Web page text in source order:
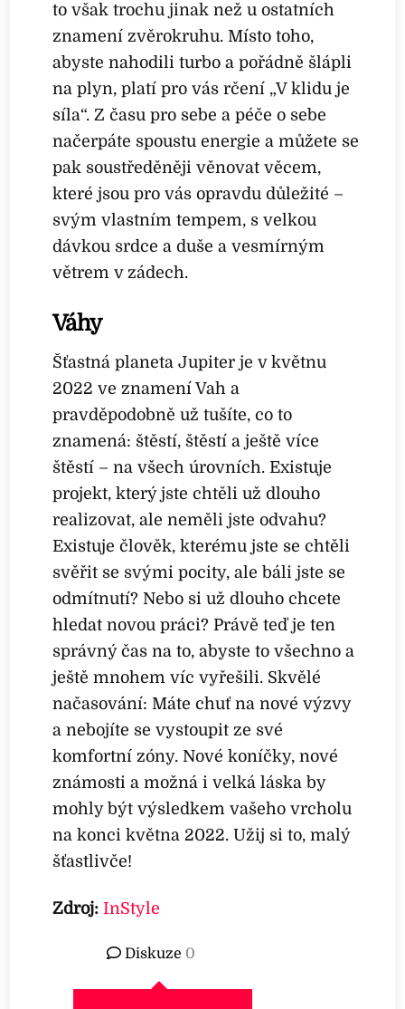
to však trochu jinak než u ostatních
znamení zvěrokruhu. Místo toho,
abyste nahodili turbo a pořádně šlápli
na plyn, platí pro vás rčení „V klidu je
síla“. Z času pro sebe a péče o sebe
načerpáte spoustu energie a můžete se
pak soustředěněji věnovat věcem,
které jsou pro vás opravdu důležité –
svým vlastním tempem, s velkou
dávkou srdce a duše a vesmírným
větrem v zádech.
Váhy
Šťastná planeta Jupiter je v květnu
2022 ve znamení Vah a
pravděpodobně už tušíte, co to
znamená: štěstí, štěstí a ještě více
štěstí – na všech úrovních. Existuje
projekt, který jste chtěli už dlouho
realizovat, ale neměli jste odvahu?
Existuje člověk, kterému jste se chtěli
svěřit se svými pocity, ale báli jste se
odmítnutí? Nebo si už dlouho chcete
hledat novou práci? Právě teď je ten
správný čas na to, abyste to všechno a
ještě mnohem víc vyřešili. Skvělé
načasování: Máte chuť na nové výzvy
a nebojíte se vystoupit ze své
komfortní zóny. Nové koníčky, nové
známosti a možná i velká láska by
mohly být výsledkem vašeho vrcholu
na konci května 2022. Užij si to, malý
šťastlivče!
Zdroj: InStyle
Diskuze 0